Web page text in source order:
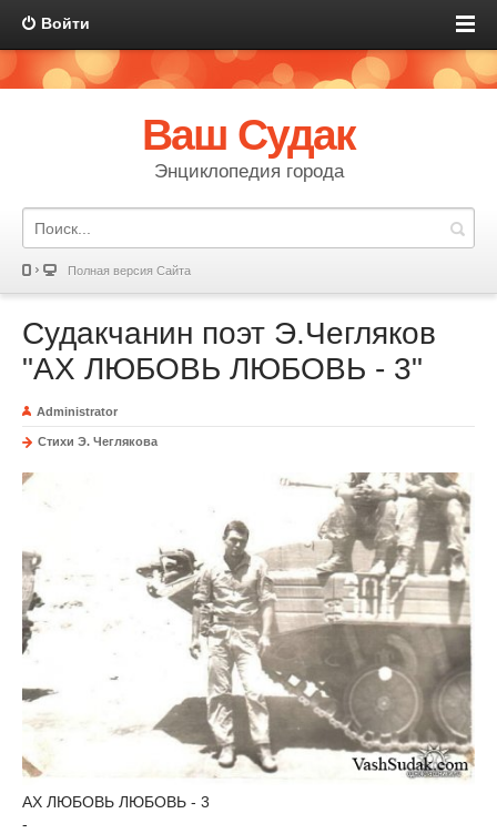
Войти
Ваш Судак
Энциклопедия города
Полная версия Сайта
Судакчанин поэт Э.Чегляков
"АХ ЛЮБОВЬ ЛЮБОВЬ - 3"
Administrator
Стихи Э. Чеглякова
АХ ЛЮБОВЬ ЛЮБОВЬ - 3
-